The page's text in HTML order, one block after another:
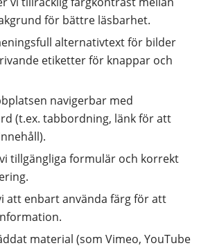
för bättre läsbarhet.
alternativtext för bilder
etiketter för knappar och
navigerbar med
(t.ex. tabbordning, länk för att
tillgängliga formulär och korrekt
att enbart använda färg för att
material (som Vimeo, YouTube